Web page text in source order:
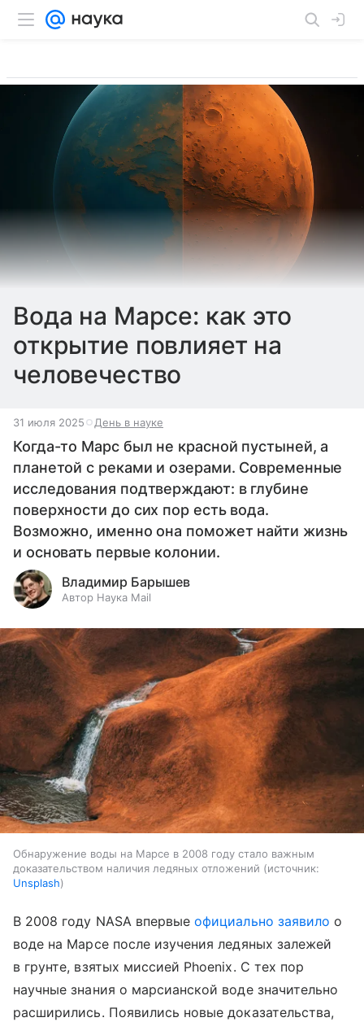
Вода на Марсе: как это
открытие повлияет на
человечество
31 июля 2025 День в науке
Когда-то Марс был не красной пустыней, а
планетой с реками и озерами. Современные
исследования подтверждают: в глубине
поверхности до сих пор есть вода.
Возможно, именно она поможет найти жизнь
и основать первые колонии.
Владимир Барышев
Автор Наука Mail
Обнаружение воды на Марсе в 2008 году стало важным
доказательством наличия ледяных отложений
источник:
Unsplash
В 2008 году NASA впервыеофициально заявило о
воде на Марсе после изучения ледяных залежей
в грунте, взятых миссией Phoenix. С тех пор
научные знания о марсианской воде значительно
расширились. Появились новые доказательства,